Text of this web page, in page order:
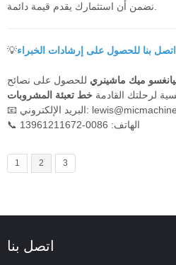
💡اتصل بنا للحصول على إرشادات الخبراء
ميك ماشينري للحصول على نصائح
لرحلتك القادمة خط تعبئة المشروبات
📧 البريد الإلكتروني:
📞 الهاتف: 0086-13961211672
1 2 3
اتصل بنا